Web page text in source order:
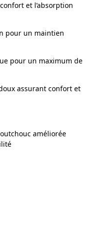
et l’absorption
pour un maintien
pour un maximum de
assurant confort et
améliorée